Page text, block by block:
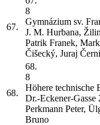
67.
8
Gymnázium sv.
J. M. Hurbana,
Patrik Franek,
Čišecký, Juraj
68.
68.
8
Höhere technische
Dr.-Eckener-Gasse
Perkmann Peter,
Bruno